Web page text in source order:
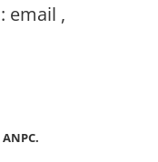
email ,